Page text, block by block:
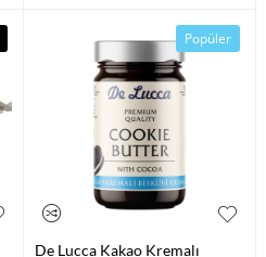
Popüler
De Lucca Kakao Kremalı